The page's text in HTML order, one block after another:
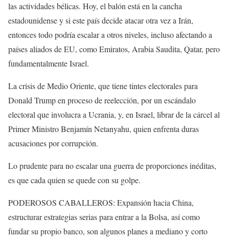
las actividades bélicas. Hoy, el balón está en la cancha
estadounidense y si este país decide atacar otra vez a Irán,
entonces todo podría escalar a otros niveles, incluso afectando a
países aliados de EU, como Emiratos, Arabia Saudita, Qatar, pero
fundamentalmente Israel.
La crisis de Medio Oriente, que tiene tintes electorales para
Donald Trump en proceso de reelección, por un escándalo
electoral que involucra a Ucrania, y, en Israel, librar de la cárcel al
Primer Ministro Benjamín Netanyahu, quien enfrenta duras
acusaciones por corrupción.
Lo prudente para no escalar una guerra de proporciones inéditas,
es que cada quien se quede con su golpe.
PODEROSOS CABALLEROS: Expansión hacia China,
estructurar estrategias serias para entrar a la Bolsa, así como
fundar su propio banco, son algunos planes a mediano y corto